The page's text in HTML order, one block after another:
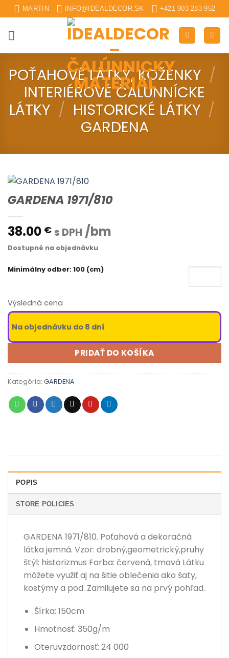
Skip
to
content
MARTIN INFO@IDEALDECOR.SK +421 903 283 952
POŤAHOVÉ LÁTKY, KOŽENKY /
INTERIÉROVÉ ČALUNNÍCKE
LÁTKY / HISTORICKÉ LÁTKY /
GARDENA
GARDENA 1971/810
38.00 € s DPH /bm
Dostupné na objednávku
Minimálny odber: 100 (cm)
Výsledná cena
Na objednávku do 8 dní
PRIDAŤ DO KOŠÍKA
Kategória: GARDENA
POPIS
STORE POLICIES
GARDENA 1971/810. Poťahová a dekoračná
látka jemná. Vzor: drobný,geometrický,pruhy
štýl: historizmus Farba: červená, tmavá Látku
môžete využiť aj na šitie oblečenia ako šaty,
kostýmy a pod. Zamilujete sa na prvý pohľad.
Šírka: 150cm
Hmotnosť: 350g/m
Oteruvzdornosť: 24 000